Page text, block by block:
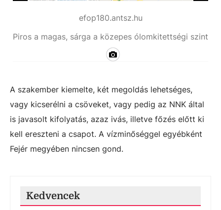
efop180.antsz.hu
Piros a magas, sárga a közepes ólomkitettségi szint
A szakember kiemelte, két megoldás lehetséges,
vagy kicserélni a csöveket, vagy pedig az NNK által
is javasolt kifolyatás, azaz ivás, illetve főzés előtt ki
kell ereszteni a csapot. A vízminőséggel egyébként
Fejér megyében nincsen gond.
Kedvencek